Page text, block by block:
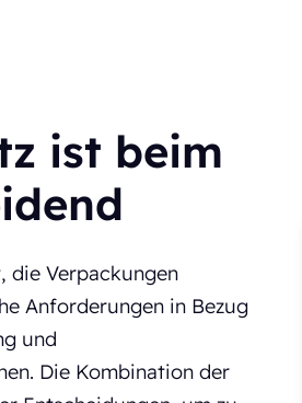
ist beim
die Verpackungen
Anforderungen in Bezug
und
Die Kombination der